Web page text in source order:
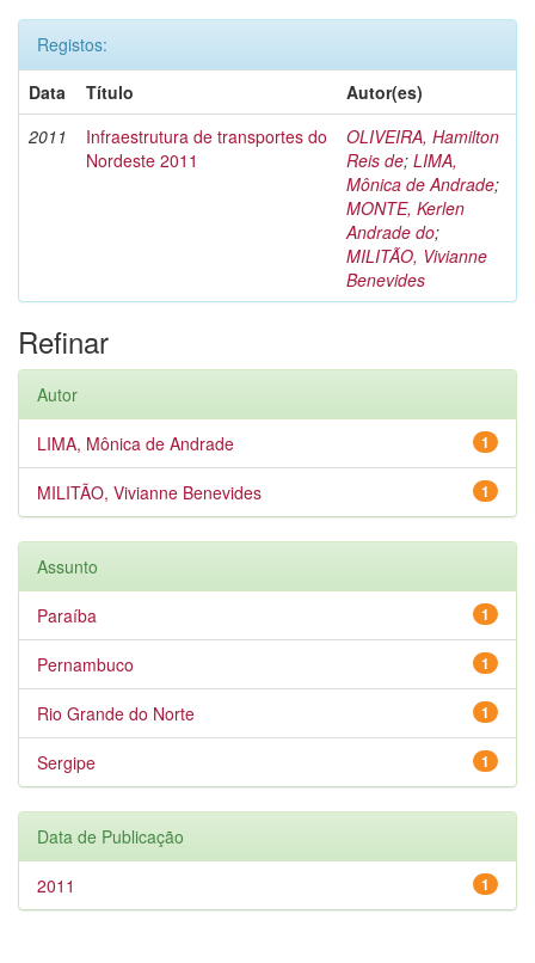
Registos:
Data
Título
Autor(es)
2011
Infraestrutura de transportes do
Nordeste 2011
OLIVEIRA, Hamilton
Reis de; LIMA,
Mônica de Andrade;
MONTE, Kerlen
Andrade do;
MILITÃO, Vivianne
Benevides
Refinar
Autor
1
LIMA, Mônica de Andrade
1
MILITÃO, Vivianne Benevides
Assunto
1
Paraíba
1
Pernambuco
1
Rio Grande do Norte
1
Sergipe
Data de Publicação
1
2011